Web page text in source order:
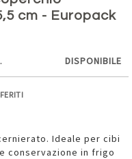
cm - Europack
DISPONIBILE
Ideale per cibi
conservazione in frigo